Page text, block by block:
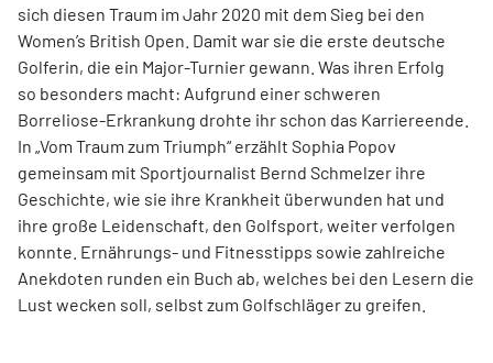
sich diesen Traum im Jahr 2020 mit dem Sieg bei den
Women’s British Open. Damit war sie die erste deutsche
Golferin, die ein Major-Turnier gewann. Was ihren Erfolg
so besonders macht: Aufgrund einer schweren
Borreliose-­Erkrankung drohte ihr schon das Karriereende.
In „Vom Traum zum Triumph“ erzählt Sophia Popov
gemeinsam mit Sport­journalist Bernd Schmelzer ihre
Geschichte, wie sie ihre Krankheit überwunden hat und
ihre große Leidenschaft, den Golfsport, weiter verfolgen
konnte. Ernährungs- und Fitnesstipps sowie zahlreiche
Anekdoten runden ein Buch ab, welches bei den Lesern die
Lust wecken soll, selbst zum Golfschläger zu greifen.